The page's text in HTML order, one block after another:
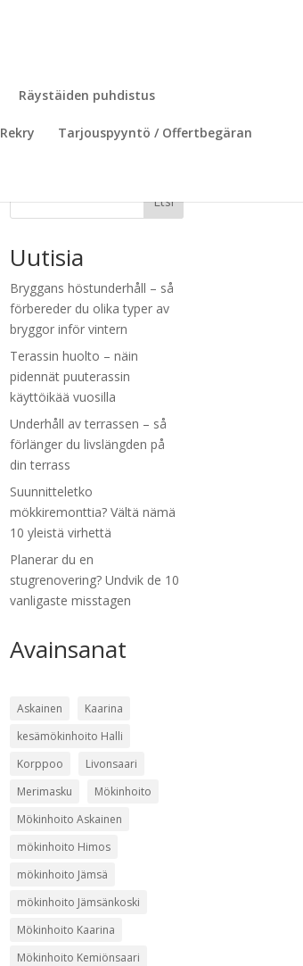
Räystäiden puhdistus
Rekry Tarjouspyyntö / Offertbegäran
Etsi
Uutisia
Bryggans höstunderhåll – så
förbereder du olika typer av
bryggor inför vintern
Terassin huolto – näin
pidennät puuterassin
käyttöikää vuosilla
Underhåll av terrassen – så
förlänger du livslängden på
din terrass
Suunnitteletko
mökkiremonttia? Vältä nämä
10 yleistä virhettä
Planerar du en
stugrenovering? Undvik de 10
vanligaste misstagen
Avainsanat
Askainen
Kaarina
kesämökinhoito Halli
Korppoo
Livonsaari
Merimasku
Mökinhoito
Mökinhoito Askainen
mökinhoito Himos
mökinhoito Jämsä
mökinhoito Jämsänkoski
Mökinhoito Kaarina
Mökinhoito Kemiönsaari